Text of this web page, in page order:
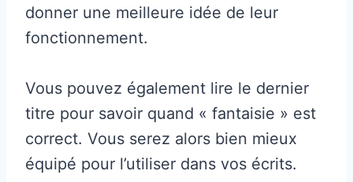
donner une meilleure idée de leur
fonctionnement.
Vous pouvez également lire le dernier
titre pour savoir quand « fantaisie » est
correct. Vous serez alors bien mieux
équipé pour l’utiliser dans vos écrits.